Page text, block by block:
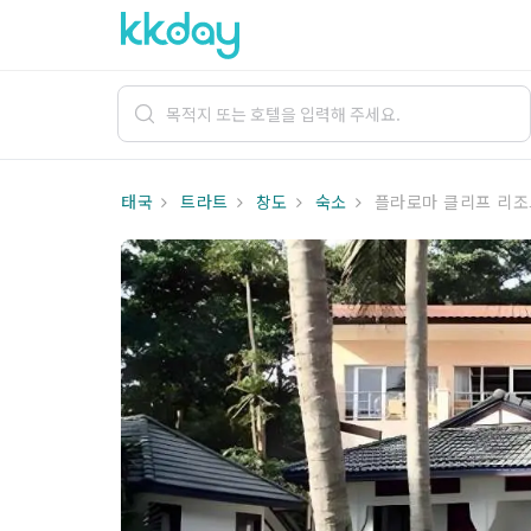
태국 트라트 창도 숙소 플라로마 클리프 리